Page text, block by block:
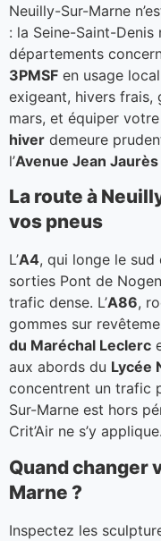
Neuilly-Sur-Marne
: la Seine-Saint-
départements
3PMSF en usage
exigeant, hivers frais,
mars, et équiper
hiver demeure
l’Avenue Jean Jaurès
La route à
vos pneus
L’A4, qui longe le sud
sorties Pont de
trafic dense. L’A86,
gommes sur
du Maréchal Leclerc
aux abords du Lycée
concentrent un trafic
Sur-Marne est hors
Crit’Air ne s’y applique.
Quand changer
Marne ?
Inspectez les